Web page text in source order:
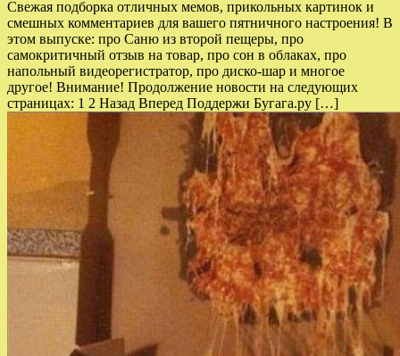
Свежая подборка отличных мемов, прикольных картинок и
смешных комментариев для вашего пятничного настроения! В
этом выпуске: про Саню из второй пещеры, про
самокритичный отзыв на товар, про сон в облаках, про
напольный видеорегистратор, про диско-шар и многое
другое! Внимание! Продолжение новости на следующих
страницах: 1 2 Назад Вперед Поддержи Бугага.ру […]